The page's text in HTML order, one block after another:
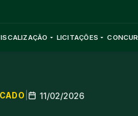
LICITAÇÕES
11/02/2026